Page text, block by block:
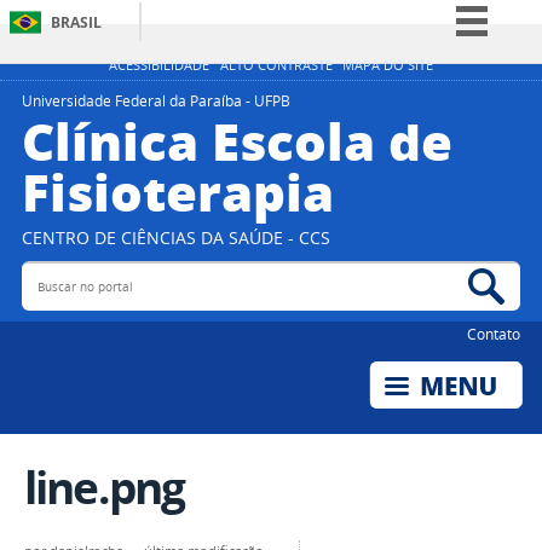
ACESSIBILIDADE ALTO CONTRASTE MAPA DO SITE
BRASIL
Simplifique!
Participe
Universidade Federal da Paraíba - UFPB
Clínica Escola de
Fisioterapia
CENTRO DE CIÊNCIAS DA SAÚDE - CCS
Buscar no portal
Contato
line.png